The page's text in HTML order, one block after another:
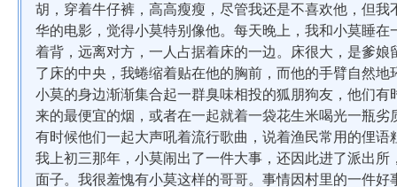
胡，穿着牛仔裤，高高瘦瘦，尽管我还是不喜欢他，但
华的电影，觉得小莫特别像他。每天晚上，我和小莫睡
着背，远离对方，一人占据着床的一边。床很大，是爹
了床的中央，我蜷缩着贴在他的胸前，而他的手臂自然
小莫的身边渐渐集合起一群臭味相投的狐朋狗友，他们
来的最便宜的烟，或者在一起就着一袋花生米喝光一瓶
有时候他们一起大声吼着流行歌曲，说着渔民常用的俚语
我上初三那年，小莫闹出了一件大事，还因此进了派出
面子。我很羞愧有小莫这样的哥哥。事情因村里的一件